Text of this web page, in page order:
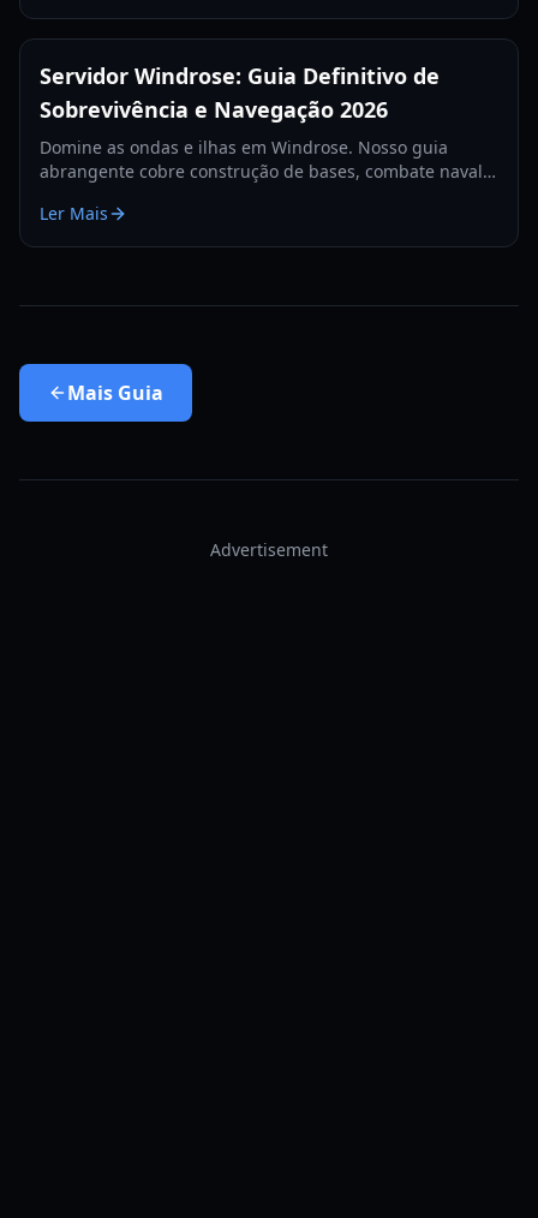
Servidor Windrose: Guia Definitivo de
Sobrevivência e Navegação 2026
Domine as ondas e ilhas em Windrose. Nosso guia
abrangente cobre construção de bases, combate naval e
Ler Mais
Mais Guia
Advertisement